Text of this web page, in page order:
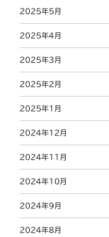
2025年5月
2025年4月
2025年3月
2025年2月
2025年1月
2024年12月
2024年11月
2024年10月
2024年9月
2024年8月